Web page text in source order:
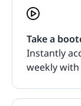
Take a
Instantly
weekly